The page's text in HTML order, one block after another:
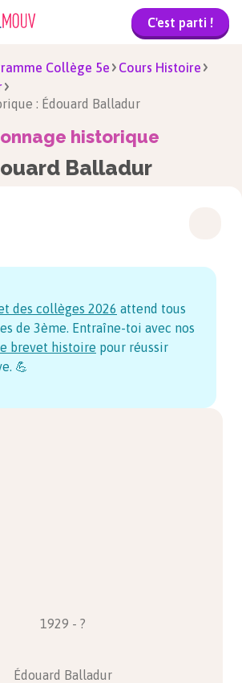
C'est parti !
Collège 5e
Cours Histoire
: Édouard Balladur
historique
Balladur
des collèges 2026 attend tous
de 3ème. Entraîne-toi avec nos
brevet histoire pour réussir
💪
1929 - ?
Édouard Balladur